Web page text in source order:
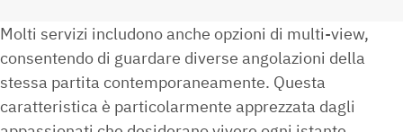
Molti servizi includono anche opzioni di multi-view,
consentendo di guardare diverse angolazioni della
stessa partita contemporaneamente. Questa
caratteristica è particolarmente apprezzata dagli